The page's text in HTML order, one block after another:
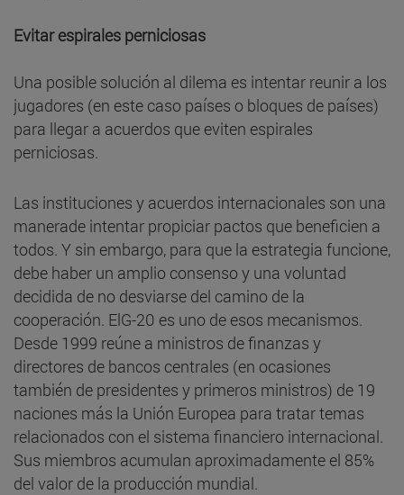
Evitar espirales perniciosas
Una posible solución al dilema es intentar reunir a los
jugadores (en este caso países o bloques de países)
para llegar a acuerdos que eviten espirales
perniciosas.
Las instituciones y acuerdos internacionales son una
manerade intentar propiciar pactos que beneficien a
todos. Y sin embargo, para que la estrategia funcione,
debe haber un amplio consenso y una voluntad
decidida de no desviarse del camino de la
cooperación. ElG-20 es uno de esos mecanismos.
Desde 1999 reúne a ministros de finanzas y
directores de bancos centrales (en ocasiones
también de presidentes y primeros ministros) de 19
naciones más la Unión Europea para tratar temas
relacionados con el sistema financiero internacional.
Sus miembros acumulan aproximadamente el 85%
del valor de la producción mundial.